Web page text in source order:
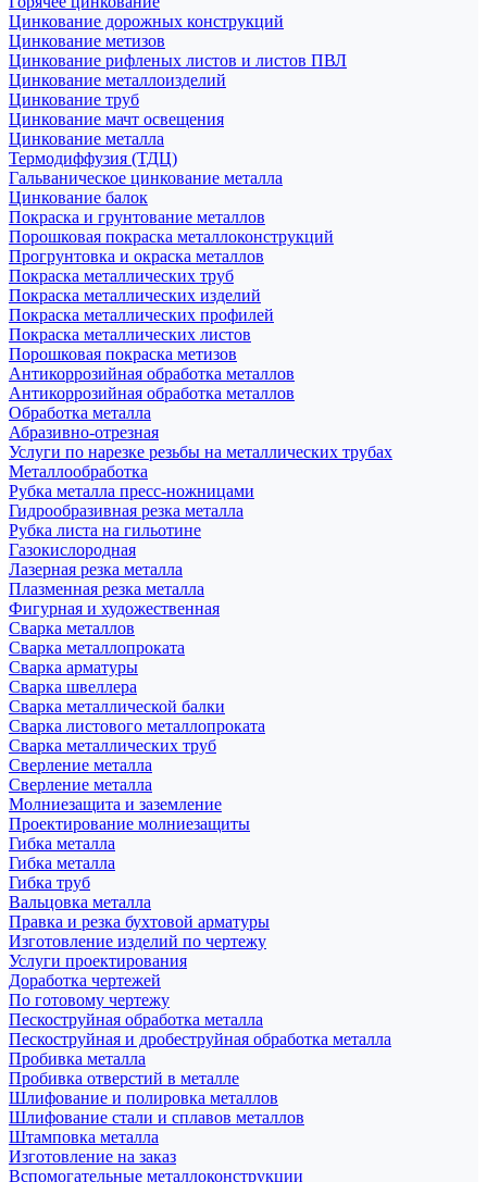
Цинкование дорожных конструкций
Цинкование метизов
Цинкование рифленых листов и листов ПВЛ
Цинкование металлоизделий
Цинкование труб
Цинкование мачт освещения
Цинкование металла
Термодиффузия (ТДЦ)
Гальваническое цинкование металла
Цинкование балок
Покраска и грунтование металлов
Порошковая покраска металлоконструкций
Прогрунтовка и окраска металлов
Покраска металлических труб
Покраска металлических изделий
Покраска металлических профилей
Покраска металлических листов
Порошковая покраска метизов
Антикоррозийная обработка металлов
Антикоррозийная обработка металлов
Обработка металла
Абразивно-отрезная
Услуги по нарезке резьбы на металлических трубах
Металлообработка
Рубка металла пресс-ножницами
Гидрообразивная резка металла
Рубка листа на гильотине
Газокислородная
Лазерная резка металла
Плазменная резка металла
Фигурная и художественная
Сварка металлов
Сварка металлопроката
Сварка арматуры
Сварка швеллера
Сварка металлической балки
Сварка листового металлопроката
Сварка металлических труб
Сверление металла
Сверление металла
Молниезащита и заземление
Проектирование молниезащиты
Гибка металла
Гибка металла
Гибка труб
Вальцовка металла
Правка и резка бухтовой арматуры
Изготовление изделий по чертежу
Услуги проектирования
Доработка чертежей
По готовому чертежу
Пескоструйная обработка металла
Пескоструйная и дробеструйная обработка металла
Пробивка металла
Пробивка отверстий в металле
Шлифование и полировка металлов
Шлифование стали и сплавов металлов
Штамповка металла
Изготовление на заказ
Вспомогательные металлоконструкции